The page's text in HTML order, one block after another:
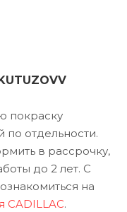
покраску
по отдельности.
в рассрочку,
до 2 лет. С
на
CADILLAC.